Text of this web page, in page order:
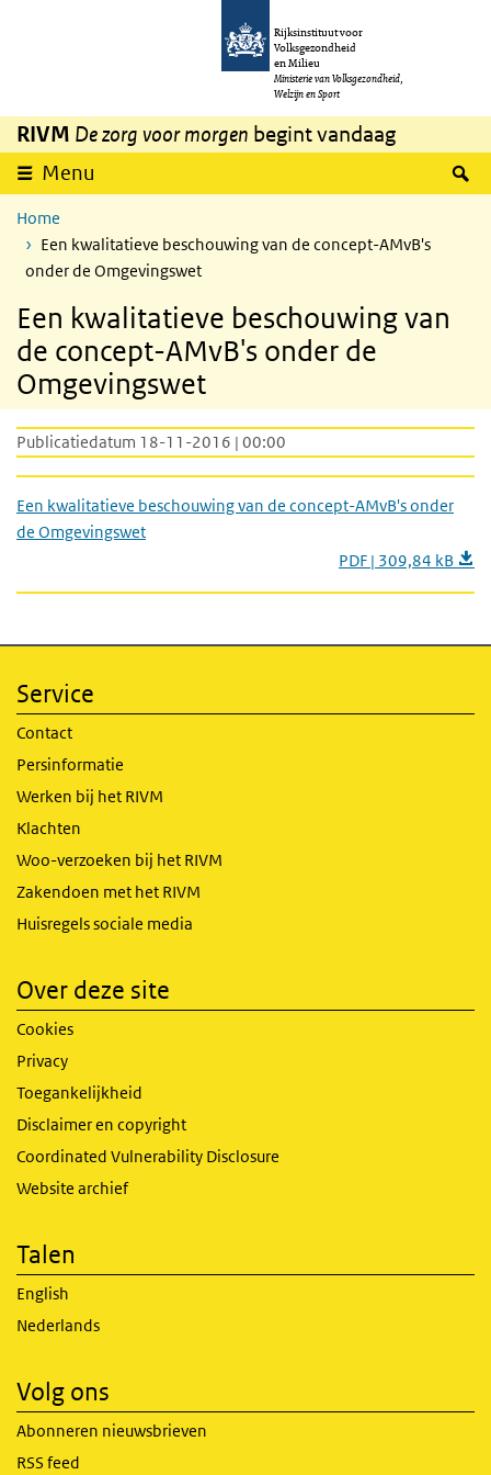
Overslaan en naar de inhoud gaan
Rijksinstituut voor
Volksgezondheid
en Milieu
Ministerie van Volksgezondheid,
Welzijn en Sport
RIVM De zorg voor morgen begint vandaag
Menu
Home
Een kwalitatieve beschouwing van de concept-AMvB's
onder de Omgevingswet
Een kwalitatieve beschouwing van
de concept-AMvB's onder de
Omgevingswet
Publicatiedatum 18-11-2016 | 00:00
Een kwalitatieve beschouwing van de concept-AMvB's onder
de Omgevingswet
PDF | 309,84 kB
Service
Contact
Persinformatie
Werken bij het RIVM
Klachten
Woo-verzoeken bij het RIVM
Zakendoen met het RIVM
Huisregels sociale media
Over deze site
Cookies
Privacy
Toegankelijkheid
Disclaimer en copyright
Coordinated Vulnerability Disclosure
Website archief
Talen
English
Nederlands
Volg ons
Abonneren nieuwsbrieven
RSS feed